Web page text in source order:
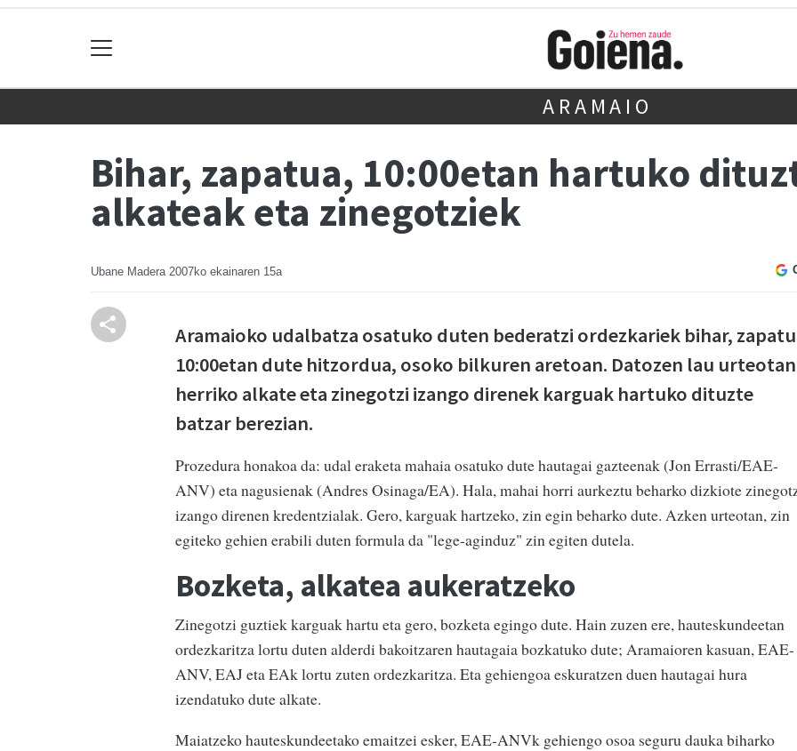
ARAMAIO
Bihar, zapatua, 10:00etan hartuko
alkateak eta zinegotziek
Ubane Madera 2007ko ekainaren 15a
Aramaioko udalbatza osatuko duten bederatzi ordezkariek bihar,
10:00etan dute hitzordua, osoko bilkuren aretoan. Datozen lau urteotan
herriko alkate eta zinegotzi izango direnek karguak hartuko dituzte
batzar berezian.
Prozedura honakoa da: udal eraketa mahaia osatuko dute hautagai gazteenak (Jon Errasti/EAE-
ANV) eta nagusienak (Andres Osinaga/EA). Hala, mahai horri aurkeztu beharko dizkiote
izango direnen kredentzialak. Gero, karguak hartzeko, zin egin beharko dute. Azken urteotan, zin
egiteko gehien erabili duten formula da "lege-aginduz" zin egiten dutela.
Bozketa, alkatea aukeratzeko
Zinegotzi guztiek karguak hartu eta gero, bozketa egingo dute. Hain zuzen ere, hauteskundeetan
ordezkaritza lortu duten alderdi bakoitzaren hautagaia bozkatuko dute; Aramaioren kasuan, EAE-
ANV, EAJ eta EAk lortu zuten ordezkaritza. Eta gehiengoa eskuratzen duen hautagai hura
izendatuko dute alkate.
Maiatzeko hauteskundeetako emaitzei esker, EAE-ANVk gehiengo osoa seguru dauka biharko